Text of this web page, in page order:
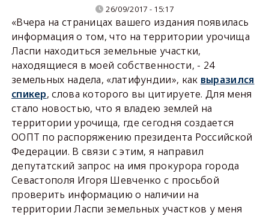
26/09/2017 - 15:17
«Вчера на страницах вашего издания появилась
информация о том, что на территории урочища
Ласпи находиться земельные участки,
находящиеся в моей собственности, - 24
земельных надела, «латифундии», как выразился
спикер, слова которого вы цитируете. Для меня
стало новостью, что я владею землей на
территории урочища, где сегодня создается
ООПТ по распоряжению президента Российской
Федерации. В связи с этим, я направил
депутатский запрос на имя прокурора города
Севастополя Игоря Шевченко с просьбой
проверить информацию о наличии на
территории Ласпи земельных участков у меня